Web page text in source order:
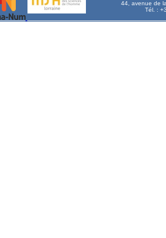
44, avenue de
Tél. :